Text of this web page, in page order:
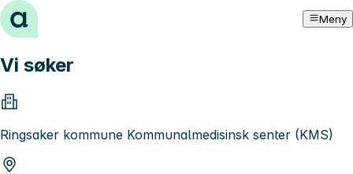
Hopp til innhold Meny
Vi søker
Ringsaker kommune Kommunalmedisinsk senter (KMS)